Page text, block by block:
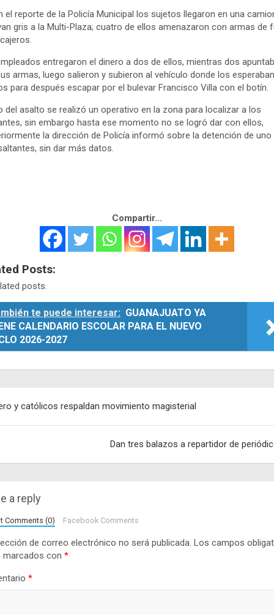
el reporte de la Policía Municipal los sujetos llegaron en una
gris a la Multi-Plaza; cuatro de ellos amenazaron con armas de
entregaron el dinero a dos de ellos, mientras dos
armas, luego salieron y subieron al vehículo donde los
para después escapar por el bulevar Francisco Villa con el botín.
del asalto se realizó un operativo en la zona para localizar a los
sin embargo hasta ese momento no se logró dar con ellos,
la dirección de Policía informó sobre la detención de uno
sin dar más datos.
Compartir...
Posts:
posts.
te puede interesar: GUANAJUATO YA
CALENDARIO ESCOLAR PARA EL NUEVO
2026-2027
y católicos respaldan movimiento magisterial
Dan tres balazos a repartidor de
a reply
Comments (0) Facebook Comments
de correo electrónico no será publicada. Los campos
marcados con *
*